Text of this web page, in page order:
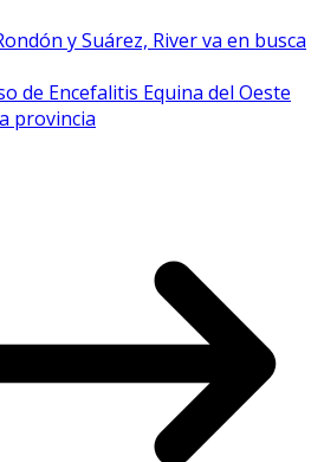
y Suárez, River va en busca
de Encefalitis Equina del Oeste
provincia